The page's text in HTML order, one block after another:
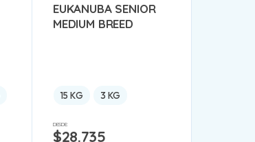
EUKANUBA SENIOR
MEDIUM BREED
15 KG 3 KG
DESDE:
$28.735